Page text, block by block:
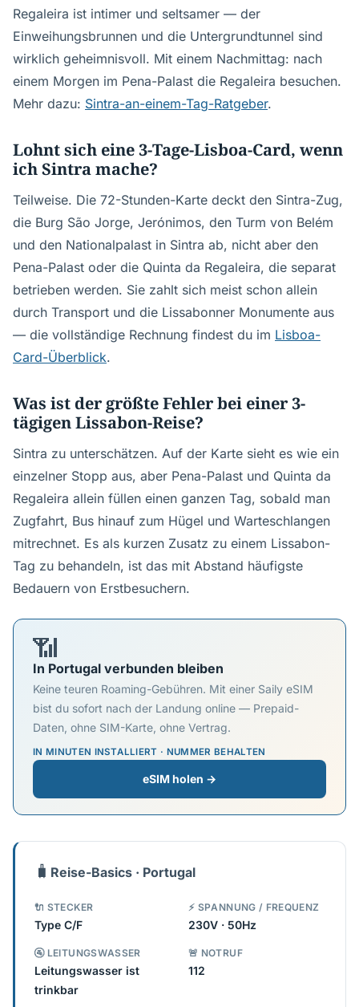
Regaleira ist intimer und seltsamer — der
Einweihungsbrunnen und die Untergrundtunnel sind
wirklich geheimnisvoll. Mit einem Nachmittag: nach
einem Morgen im Pena-Palast die Regaleira besuchen.
Mehr dazu: Sintra-an-einem-Tag-Ratgeber.
Lohnt sich eine 3-Tage-Lisboa-Card, wenn
ich Sintra mache?
Teilweise. Die 72-Stunden-Karte deckt den Sintra-Zug,
die Burg São Jorge, Jerónimos, den Turm von Belém
und den Nationalpalast in Sintra ab, nicht aber den
Pena-Palast oder die Quinta da Regaleira, die separat
betrieben werden. Sie zahlt sich meist schon allein
durch Transport und die Lissabonner Monumente aus
— die vollständige Rechnung findest du im Lisboa-
Card-Überblick.
Was ist der größte Fehler bei einer 3-
tägigen Lissabon-Reise?
Sintra zu unterschätzen. Auf der Karte sieht es wie ein
einzelner Stopp aus, aber Pena-Palast und Quinta da
Regaleira allein füllen einen ganzen Tag, sobald man
Zugfahrt, Bus hinauf zum Hügel und Warteschlangen
mitrechnet. Es als kurzen Zusatz zu einem Lissabon-
Tag zu behandeln, ist das mit Abstand häufigste
Bedauern von Erstbesuchern.
📶
In Portugal verbunden bleiben
Keine teuren Roaming-Gebühren. Mit einer Saily eSIM
bist du sofort nach der Landung online — Prepaid-
Daten, ohne SIM-Karte, ohne Vertrag.
IN MINUTEN INSTALLIERT · NUMMER BEHALTEN
eSIM holen →
🧳 Reise-Basics · Portugal
🔌 STECKER
Type C/F
⚡ SPANNUNG / FREQUENZ
230V · 50Hz
🚰 LEITUNGSWASSER
Leitungswasser ist
trinkbar
🚨 NOTRUF
112